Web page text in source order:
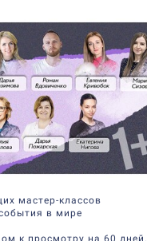
мастер-классов
в мире
к просмотру на 60 дней.